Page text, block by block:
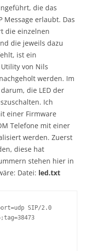
die das
Message erlaubt. Das
die einzelnen
die jeweils dazu
ist ein
Utility von Nils
werden. Im
die LED der
Ich
einer Firmware
Telefone mit einer
werden. Zuerst
diese hat
stehen hier in
Datei: led.txt
SIP/2.0